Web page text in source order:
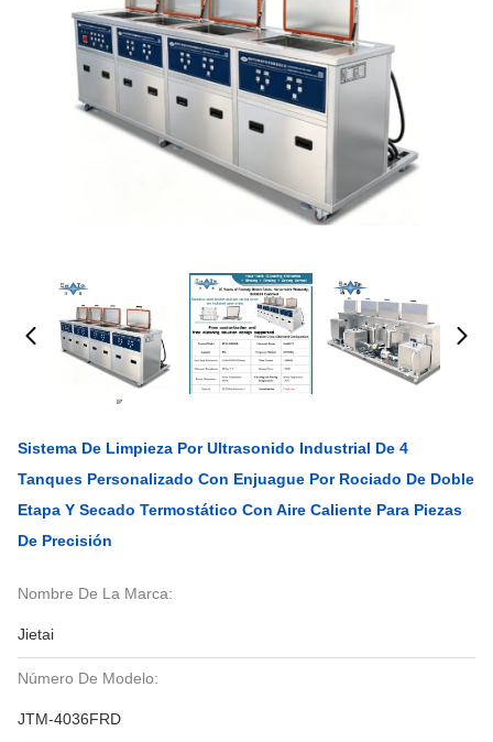
Sistema De Limpieza Por Ultrasonido Industrial De 4
Tanques Personalizado Con Enjuague Por Rociado De Doble
Etapa Y Secado Termostático Con Aire Caliente Para Piezas
De Precisión
Nombre De La Marca:
Jietai
Número De Modelo:
JTM-4036FRD